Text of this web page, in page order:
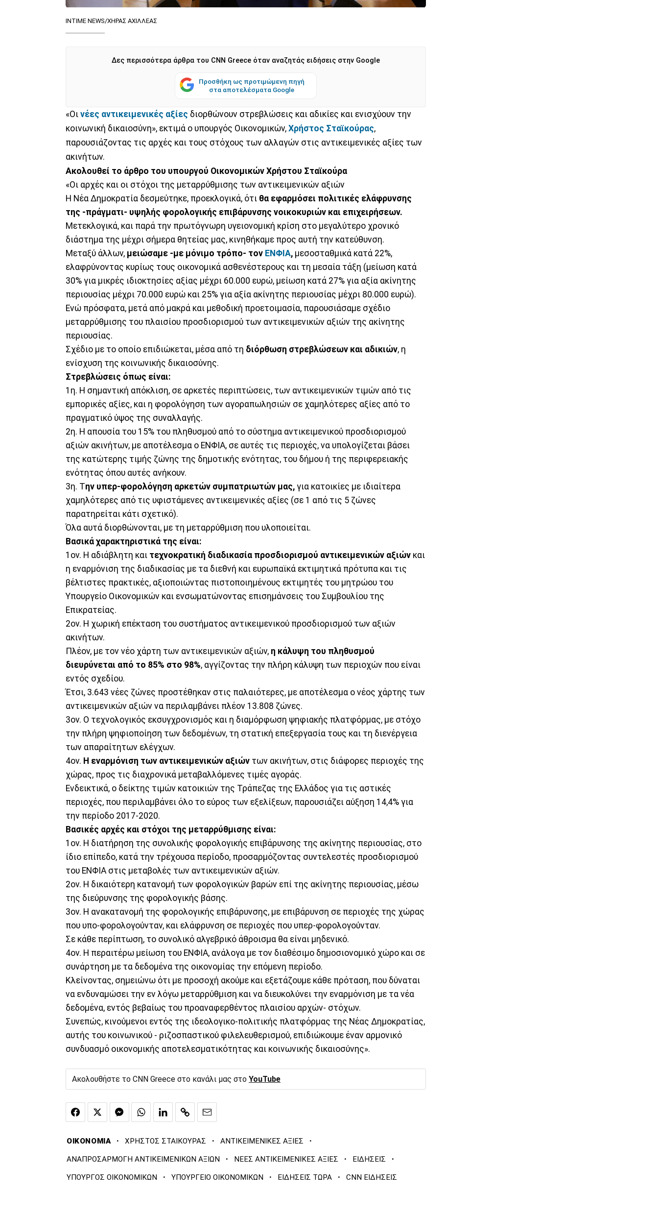
INTIME NEWS/ΧΗΡΑΣ ΑΧΙΛΛΕΑΣ
Δες περισσότερα άρθρα του CNN Greece όταν αναζητάς ειδήσεις στην Google
Προσθήκη ως προτιμώμενη πηγή
στα αποτελέσματα Google
«Οι νέες αντικειμενικές αξίες διορθώνουν στρεβλώσεις και αδικίες και ενισχύουν την
κοινωνική δικαιοσύνη», εκτιμά ο υπουργός Οικονομικών, Χρήστος Σταϊκούρας,
παρουσιάζοντας τις αρχές και τους στόχους των αλλαγών στις αντικειμενικές αξίες των
ακινήτων.
Ακολουθεί το άρθρο του υπουργού Οικονομικών Χρήστου Σταϊκούρα
«Οι αρχές και οι στόχοι της μεταρρύθμισης των αντικειμενικών αξιών
Η Νέα Δημοκρατία δεσμεύτηκε, προεκλογικά, ότι θα εφαρμόσει πολιτικές ελάφρυνσης
της -πράγματι- υψηλής φορολογικής επιβάρυνσης νοικοκυριών και επιχειρήσεων.
Μετεκλογικά, και παρά την πρωτόγνωρη υγειονομική κρίση στο μεγαλύτερο χρονικό
διάστημα της μέχρι σήμερα θητείας μας, κινηθήκαμε προς αυτή την κατεύθυνση.
Μεταξύ άλλων, μειώσαμε -με μόνιμο τρόπο- τον ΕΝΦΙΑ, μεσοσταθμικά κατά 22%,
ελαφρύνοντας κυρίως τους οικονομικά ασθενέστερους και τη μεσαία τάξη (μείωση κατά
30% για μικρές ιδιοκτησίες αξίας μέχρι 60.000 ευρώ, μείωση κατά 27% για αξία ακίνητης
περιουσίας μέχρι 70.000 ευρώ και 25% για αξία ακίνητης περιουσίας μέχρι 80.000 ευρώ).
Ενώ πρόσφατα, μετά από μακρά και μεθοδική προετοιμασία, παρουσιάσαμε σχέδιο
μεταρρύθμισης του πλαισίου προσδιορισμού των αντικειμενικών αξιών της ακίνητης
περιουσίας.
Σχέδιο με το οποίο επιδιώκεται, μέσα από τη διόρθωση στρεβλώσεων και αδικιών, η
ενίσχυση της κοινωνικής δικαιοσύνης.
Στρεβλώσεις όπως είναι:
1η. Η σημαντική απόκλιση, σε αρκετές περιπτώσεις, των αντικειμενικών τιμών από τις
εμπορικές αξίες, και η φορολόγηση των αγοραπωλησιών σε χαμηλότερες αξίες από το
πραγματικό ύψος της συναλλαγής.
2η. Η απουσία του 15% του πληθυσμού από το σύστημα αντικειμενικού προσδιορισμού
αξιών ακινήτων, με αποτέλεσμα ο ΕΝΦΙΑ, σε αυτές τις περιοχές, να υπολογίζεται βάσει
της κατώτερης τιμής ζώνης της δημοτικής ενότητας, του δήμου ή της περιφερειακής
ενότητας όπου αυτές ανήκουν.
3η. Την υπερ-φορολόγηση αρκετών συμπατριωτών μας, για κατοικίες με ιδιαίτερα
χαμηλότερες από τις υφιστάμενες αντικειμενικές αξίες (σε 1 από τις 5 ζώνες
παρατηρείται κάτι σχετικό).
Όλα αυτά διορθώνονται, με τη μεταρρύθμιση που υλοποιείται.
Βασικά χαρακτηριστικά της είναι:
1ον. Η αδιάβλητη και τεχνοκρατική διαδικασία προσδιορισμού αντικειμενικών αξιών και
η εναρμόνιση της διαδικασίας με τα διεθνή και ευρωπαϊκά εκτιμητικά πρότυπα και τις
βέλτιστες πρακτικές, αξιοποιώντας πιστοποιημένους εκτιμητές του μητρώου του
Υπουργείο Οικονομικών και ενσωματώνοντας επισημάνσεις του Συμβουλίου της
Επικρατείας.
2ον. Η χωρική επέκταση του συστήματος αντικειμενικού προσδιορισμού των αξιών
ακινήτων.
Πλέον, με τον νέο χάρτη των αντικειμενικών αξιών, η κάλυψη του πληθυσμού
διευρύνεται από το 85% στο 98%, αγγίζοντας την πλήρη κάλυψη των περιοχών που είναι
εντός σχεδίου.
Έτσι, 3.643 νέες ζώνες προστέθηκαν στις παλαιότερες, με αποτέλεσμα ο νέος χάρτης των
αντικειμενικών αξιών να περιλαμβάνει πλέον 13.808 ζώνες.
3ον. Ο τεχνολογικός εκσυγχρονισμός και η διαμόρφωση ψηφιακής πλατφόρμας, με στόχο
την πλήρη ψηφιοποίηση των δεδομένων, τη στατική επεξεργασία τους και τη διενέργεια
των απαραίτητων ελέγχων.
4ον. Η εναρμόνιση των αντικειμενικών αξιών των ακινήτων, στις διάφορες περιοχές της
χώρας, προς τις διαχρονικά μεταβαλλόμενες τιμές αγοράς.
Ενδεικτικά, ο δείκτης τιμών κατοικιών της Τράπεζας της Ελλάδος για τις αστικές
περιοχές, που περιλαμβάνει όλο το εύρος των εξελίξεων, παρουσιάζει αύξηση 14,4% για
την περίοδο 2017-2020.
Βασικές αρχές και στόχοι της μεταρρύθμισης είναι:
1ον. Η διατήρηση της συνολικής φορολογικής επιβάρυνσης της ακίνητης περιουσίας, στο
ίδιο επίπεδο, κατά την τρέχουσα περίοδο, προσαρμόζοντας συντελεστές προσδιορισμού
του ΕΝΦΙΑ στις μεταβολές των αντικειμενικών αξιών.
2ον. Η δικαιότερη κατανομή των φορολογικών βαρών επί της ακίνητης περιουσίας, μέσω
της διεύρυνσης της φορολογικής βάσης.
3ον. Η ανακατανομή της φορολογικής επιβάρυνσης, με επιβάρυνση σε περιοχές της χώρας
που υπο-φορολογούνταν, και ελάφρυνση σε περιοχές που υπερ-φορολογούνταν.
Σε κάθε περίπτωση, το συνολικό αλγεβρικό άθροισμα θα είναι μηδενικό.
4ον. Η περαιτέρω μείωση του ΕΝΦΙΑ, ανάλογα με τον διαθέσιμο δημοσιονομικό χώρο και σε
συνάρτηση με τα δεδομένα της οικονομίας την επόμενη περίοδο.
Κλείνοντας, σημειώνω ότι με προσοχή ακούμε και εξετάζουμε κάθε πρόταση, που δύναται
να ενδυναμώσει την εν λόγω μεταρρύθμιση και να διευκολύνει την εναρμόνιση με τα νέα
δεδομένα, εντός βεβαίως του προαναφερθέντος πλαισίου αρχών- στόχων.
Συνεπώς, κινούμενοι εντός της ιδεολογικο-πολιτικής πλατφόρμας της Νέας Δημοκρατίας,
αυτής του κοινωνικού - ριζοσπαστικού φιλελευθερισμού, επιδιώκουμε έναν αρμονικό
συνδυασμό οικονομικής αποτελεσματικότητας και κοινωνικής δικαιοσύνης».
Ακολουθήστε το CNN Greece στο κανάλι μας στο YouTube
ΟΙΚΟΝΟΜΙΑ · ΧΡΗΣΤΟΣ ΣΤΑΙΚΟΥΡΑΣ · ΑΝΤΙΚΕΙΜΕΝΙΚΕΣ ΑΞΙΕΣ ·
ΑΝΑΠΡΟΣΑΡΜΟΓΗ ΑΝΤΙΚΕΙΜΕΝΙΚΩΝ ΑΞΙΩΝ · ΝΕΕΣ ΑΝΤΙΚΕΙΜΕΝΙΚΕΣ ΑΞΙΕΣ · ΕΙΔΗΣΕΙΣ ·
ΥΠΟΥΡΓΟΣ ΟΙΚΟΝΟΜΙΚΩΝ · ΥΠΟΥΡΓΕΙΟ ΟΙΚΟΝΟΜΙΚΩΝ · ΕΙΔΗΣΕΙΣ ΤΩΡΑ · CNN ΕΙΔΗΣΕΙΣ